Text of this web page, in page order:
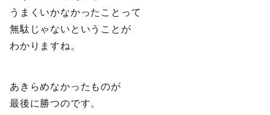
うまくいかなかったことって
無駄じゃないということが
わかりますね。
あきらめなかったものが
最後に勝つのです。